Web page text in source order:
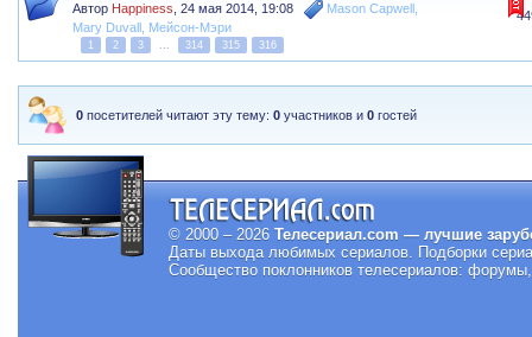
Автор Happiness ,24 мая 2014, 19:08 Mason Capwell
Mary Duvall Мейсон-Мэри
1 2 3 ... 314 315 316
0 посетителей читают эту тему:0 участников и0 гостей
© 2000 – 2026 Телесериал.com — лучшие
Даты выхода любимых сериалов. Подборки
Сообщество поклонников телесериалов: